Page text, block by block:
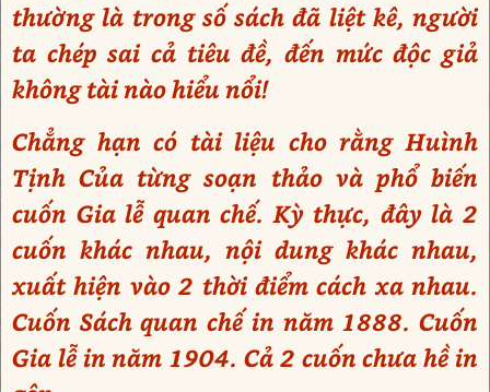
thường là trong số sách đã liệt kê, người
ta chép sai cả tiêu đề, đến mức độc giả
không tài nào hiểu nổi!
Chẳng hạn có tài liệu cho rằng Huình
Tịnh Của từng soạn thảo và phổ biến
cuốn Gia lễ quan chế. Kỳ thực, đây là 2
cuốn khác nhau, nội dung khác nhau,
xuất hiện vào 2 thời điểm cách xa nhau.
Cuốn Sách quan chế in năm 1888. Cuốn
Gia lễ in năm 1904. Cả 2 cuốn chưa hề in